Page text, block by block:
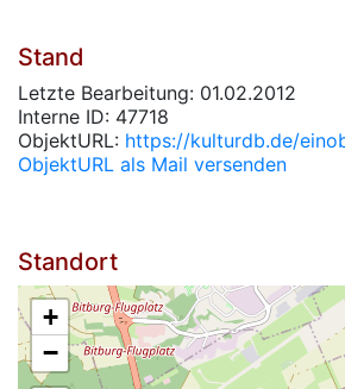
Stand
Letzte Bearbeitung: 01.02.2012
Interne ID: 47718
ObjektURL: https://kulturdb.de/
ObjektURL als Mail versenden
Standort
+
−